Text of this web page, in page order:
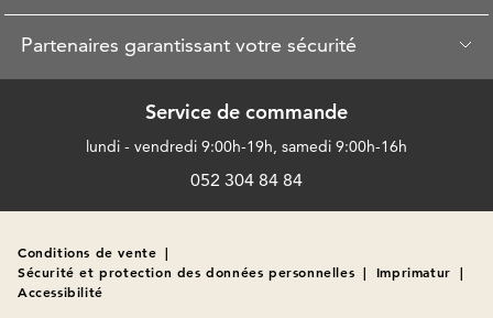
Partenaires garantissant votre sécurité
Service de commande
lundi - vendredi 9:00h-19h, samedi 9:00h-16h
052 304 84 84
Conditions de vente |
Sécurité et protection des données personnelles | Imprimatur |
Accessibilité